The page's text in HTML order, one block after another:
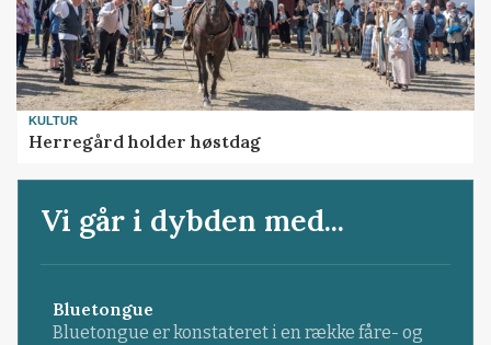
KULTUR
Herregård holder høstdag
Vi går i dybden med...
Bluetongue
Bluetongue er konstateret i en række fåre- og